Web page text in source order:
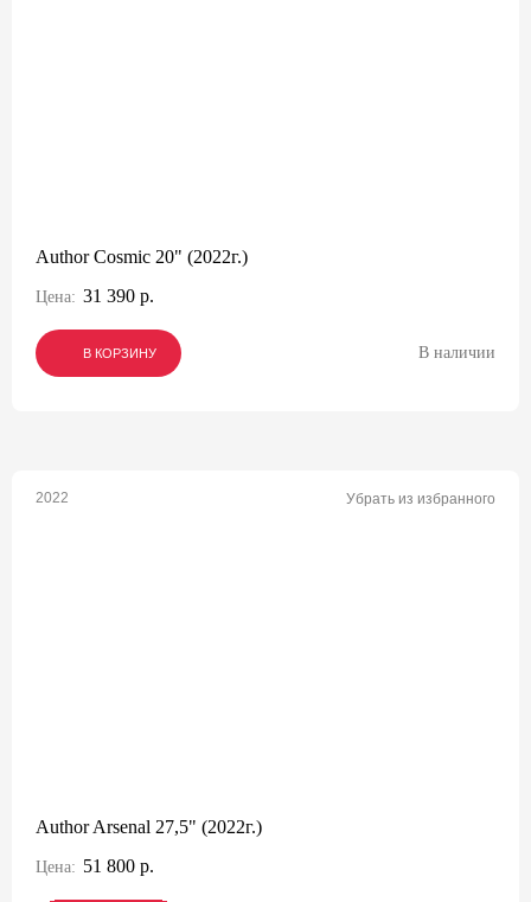
Author Cosmic 20" (2022г.)
Цена: 31 390 р.
В КОРЗИНУ
В КОРЗИНУ
В КОРЗИНУ В наличии
2022 Убрать из избранного
Author Arsenal 27,5" (2022г.)
Цена: 51 800 р.